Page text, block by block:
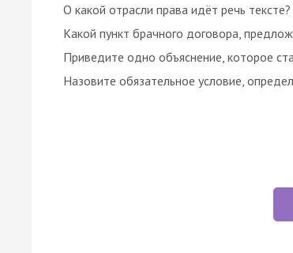
О какой отрасли права идёт речь тексте?
Какой пункт брачного договора,
Приведите одно объяснение, которое
Назовите обязательное условие,